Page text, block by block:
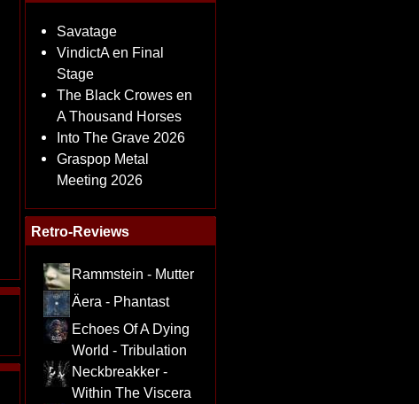
Savatage
VindictA en Final
Stage
The Black Crowes en
A Thousand Horses
Into The Grave 2026
Graspop Metal
Meeting 2026
Retro-Reviews
Rammstein - Mutter
Äera - Phantast
Echoes Of A Dying
World - Tribulation
Neckbreakker -
Within The Viscera